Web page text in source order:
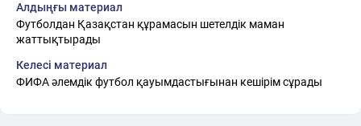
Алдыңғы материал
Футболдан Қазақстан құрамасын шетелдік маман
жаттықтырады
Келесі материал
ФИФА әлемдік футбол қауымдастығынан кешірім сұрады